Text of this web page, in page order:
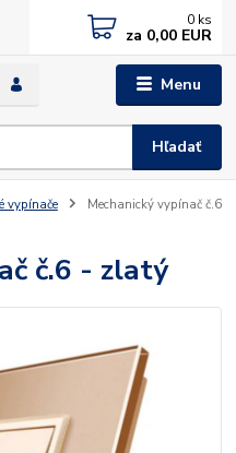
Menu
Hľadať
0 ks
za 0,00 EUR
vypínače
Mechanický vypínač č.6
č.6 - zlatý